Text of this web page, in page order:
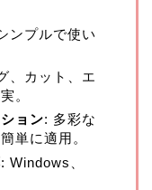
ンプルで使い
、カット、エ
。
ョン: 多彩な
単に適用。
: Windows、